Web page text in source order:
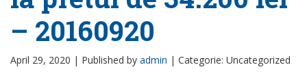
– 20160920
April 29, 2020 | Published by admin | Categorie: Uncategorized